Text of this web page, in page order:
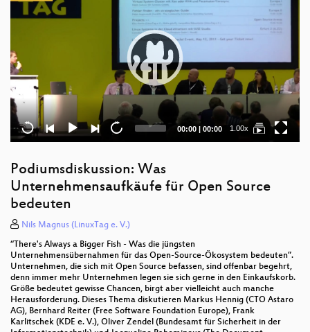
Current
00:00 | Total
00:00 1.00x
Podiumsdiskussion: Was
Unternehmensaufkäufe für Open Source
bedeuten
Nils Magnus (LinuxTag e. V.)
“There's Always a Bigger Fish - Was die jüngsten
Unternehmensübernahmen für das Open-Source-Ökosystem bedeuten”.
Unternehmen, die sich mit Open Source befassen, sind offenbar begehrt,
denn immer mehr Unternehmen legen sie sich gerne in den Einkaufskorb.
Größe bedeutet gewisse Chancen, birgt aber vielleicht auch manche
Herausforderung. Dieses Thema diskutieren Markus Hennig (CTO Astaro
AG), Bernhard Reiter (Free Software Foundation Europe), Frank
Karlitschek (KDE e. V.), Oliver Zendel (Bundesamt für Sicherheit in der